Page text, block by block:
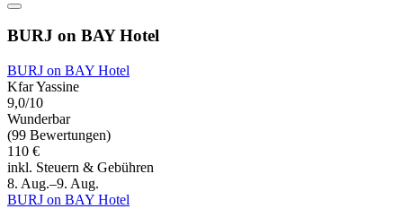
BURJ on BAY Hotel
BURJ on BAY Hotel
Kfar Yassine
9,0/10
Wunderbar
(99 Bewertungen)
110 €
inkl. Steuern & Gebühren
8. Aug.–9. Aug.
BURJ on BAY Hotel